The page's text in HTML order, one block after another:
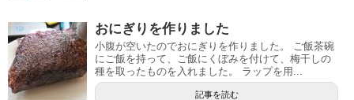
おにぎりを作りました
小腹が空いたのでおにぎりを作りました。 ご飯茶碗
にご飯を持って、ご飯にくぼみを付けて、梅干しの
種を取ったものを入れました。 ラップを用...
記事を読む